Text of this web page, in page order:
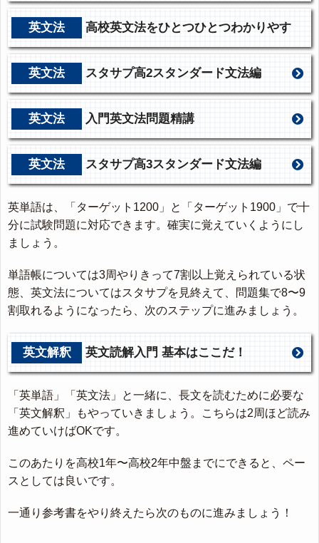
英文法 高校英文法をひとつひとつわかりやす
く。
英文法 スタサプ高2スタンダード文法編
英文法 入門英文法問題精講
英文法 スタサプ高3スタンダード文法編
英単語は、「ターゲット1200」と「ターゲット1900」で十
分に試験問題に対応できます。確実に覚えていくようにし
ましょう。
単語帳については3周やりきって7割以上覚えられている状
態、英文法についてはスタサプを見終えて、問題集で8〜9
割取れるようになったら、次のステップに進みましょう。
英文解釈 英文読解入門 基本はここだ！
「英単語」「英文法」と一緒に、長文を読むために必要な
「英文解釈」もやっていきましょう。こちらは2周ほど読み
進めていけばOKです。
このあたりを高校1年〜高校2年中盤までにできると、ペー
スとしては良いです。
一通り参考書をやり終えたら次のものに進みましょう！